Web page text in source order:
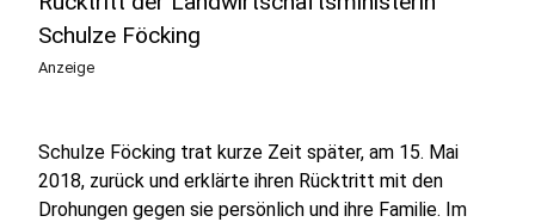
Schulze Föcking
Anzeige
Schulze Föcking trat kurze Zeit später, am 15. Mai
2018, zurück und erklärte ihren Rücktritt mit den
Drohungen gegen sie persönlich und ihre Familie. Im